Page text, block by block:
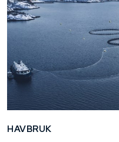
HAVBRUK